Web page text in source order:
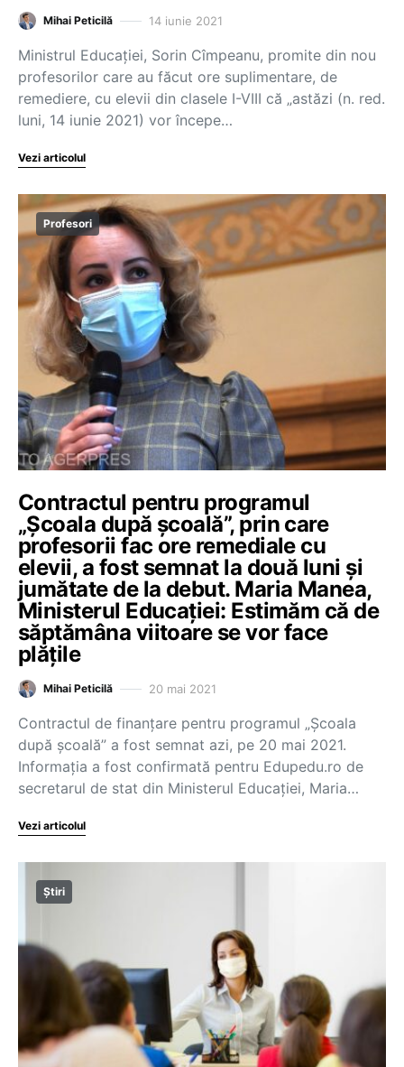
Mihai Peticilă 14 iunie 2021
Ministrul Educației, Sorin Cîmpeanu, promite din nou
profesorilor care au făcut ore suplimentare, de
remediere, cu elevii din clasele I-VIII că „astăzi (n. red.
luni, 14 iunie 2021) vor începe…
Vezi articolul
Profesori
Contractul pentru programul
„Școala după școală”, prin care
profesorii fac ore remediale cu
elevii, a fost semnat la două luni și
jumătate de la debut. Maria Manea,
Ministerul Educației: Estimăm că de
săptămâna viitoare se vor face
plățile
Mihai Peticilă 20 mai 2021
Contractul de finanțare pentru programul „Școala
după școală” a fost semnat azi, pe 20 mai 2021.
Informația a fost confirmată pentru Edupedu.ro de
secretarul de stat din Ministerul Educației, Maria…
Vezi articolul
Știri